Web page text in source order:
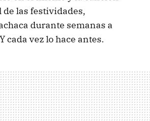
las festividades,
durante semanas a
cada vez lo hace antes.